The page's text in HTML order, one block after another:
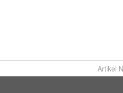
Artikel